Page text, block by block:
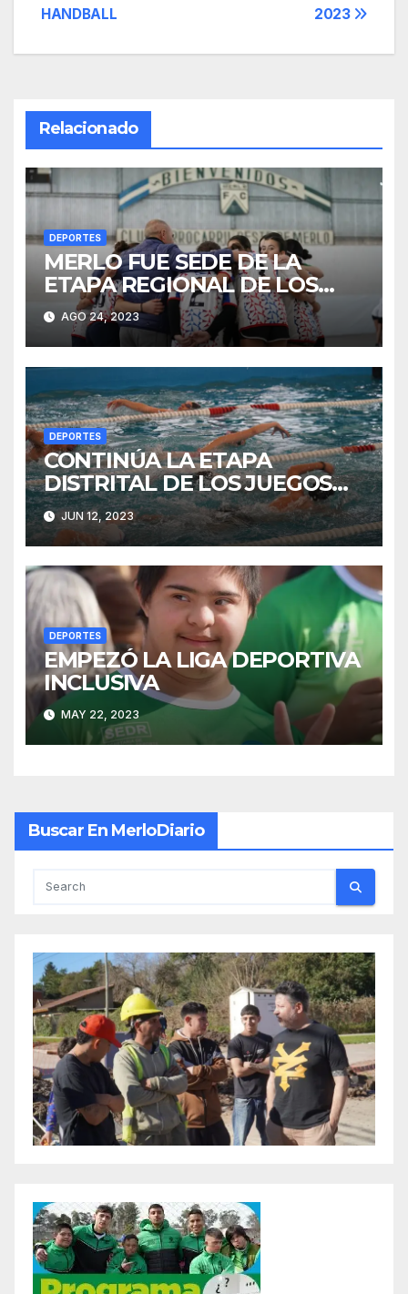
entradas
2023
HANDBALL
Relacionado
DEPORTES
MERLO FUE SEDE DE LA
ETAPA REGIONAL DE LOS
JJBB DE HANDBALL
AGO 24, 2023
DEPORTES
CONTINÚA LA ETAPA
DISTRITAL DE LOS JUEGOS
BONAERENSES 2023
JUN 12, 2023
DEPORTES
EMPEZÓ LA LIGA DEPORTIVA
INCLUSIVA
MAY 22, 2023
Buscar En MerloDiario